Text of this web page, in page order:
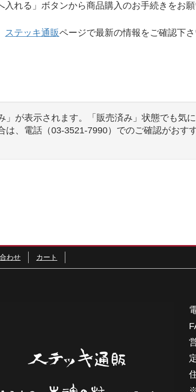
れる」ボタンから商品購入のお手続きをお
ステッキ通販ページで最新の情報をご確認下
が表示されます。「販売済み」状態でも気
は、電話（03-3521-7990）でのご確認がおす
わせ カート